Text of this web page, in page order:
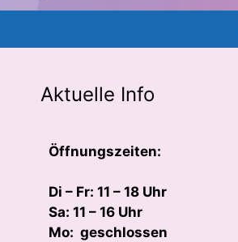
Aktuelle Info
Öffnungszeiten:
Di – Fr: 11 – 18 Uhr
Sa: 11 – 16 Uhr
Mo: geschlossen